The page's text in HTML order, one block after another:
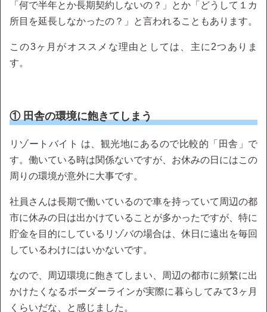
「何で半年とか長期契約しないの？」とか「どうして１カ
所目を延長しなかったの？」と言われることもあります。
この3ヶ月がオススメな理由としては、主に2つありま
す。
① 田舎の環境に飽きてしまう
リゾートバイト は、観光地にあるので比較的「田舎」で
す。働いている時は関係ないですが、お休みの日にはこの
周りの環境が意外に大事です。
社員さんは長期で働いているので車を持っていて周辺の都
市に休みの日は出かけていることが多かったですが、特に
貯金を目的にしているリゾバの場合は、休日に遠出を毎回
しているわけにはいかないです。
なので、周辺環境に飽きてしまい、周辺の都市に頻繁に出
かけたくなるボーダーラインが実際に暮らしてみて3ヶ月
くらいだな、と感じました。